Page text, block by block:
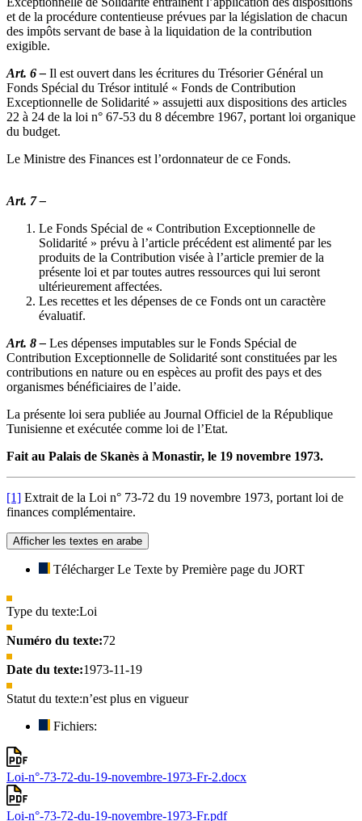
et de la procédure contentieuse pré­vues par la législation de chacun
des impôts servant de base à la liquidation de la contribution
exigible.
Art. 6 – Il est ouvert dans les écritures du Trésorier Gé­néral un
Fonds Spécial du Trésor intitulé « Fonds de Contri­bution
Exceptionnelle de Solidarité » assujetti aux disposi­tions des articles
22 à 24 de la loi n° 67-53 du 8 décembre 1967, portant loi organique
du budget.
Le Ministre des Finances est l’ordonnateur de ce Fonds.
Art. 7 –
Le Fonds Spécial de « Contribution Excep­tionnelle de
Solidarité » prévu à l’article précédent est ali­menté par les
produits de la Contribution visée à l’article premier de la
présente loi et par toutes autres ressources qui lui seront
ultérieurement affectées.
Les recettes et les dépenses de ce Fonds ont un caractère
évaluatif.
Art. 8 – Les dépenses imputables sur le Fonds Spécial de
Contribution Exceptionnelle de Solidarité sont constituées par les
contributions en nature ou en espèces au profit des pays et des
organismes bénéficiaires de l’aide.
La présente loi sera publiée au Journal Officiel de la République
Tunisienne et exécutée comme loi de l’Etat.
Fait au Palais de Skanès à Monastir, le 19 novembre 1973.
[1] Extrait de la Loi n° 73-72 du 19 novembre 1973, portant loi de
finan­ces complémentaire.
Afficher les textes en arabe
Télécharger Le Texte by Première page du JORT
Type du texte:Loi
Numéro du texte:72
Date du texte:1973-11-19
Statut du texte:n’est plus en vigueur
Fichiers:
Loi-n°-73-72-du-19-novembre-1973-Fr-2.docx
Loi-n°-73-72-du-19-novembre-1973-Fr.pdf